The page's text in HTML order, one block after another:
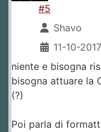
#5
Shavo
11-10-
niente e bisogna
bisogna attuare la
(?)
Poi parla di